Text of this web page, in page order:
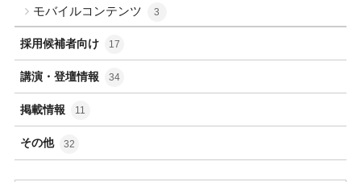
モバイルコンテンツ 3
採用候補者向け 17
講演・登壇情報 34
掲載情報 11
その他 32